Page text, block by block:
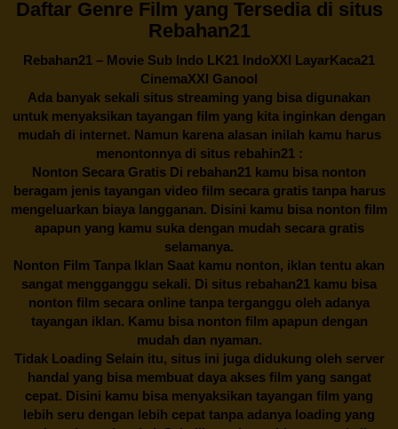
Daftar Genre Film yang Tersedia di situs
Rebahan21
Rebahan21 – Movie Sub Indo LK21 IndoXXI LayarKaca21
CinemaXXI Ganool
Ada banyak sekali situs streaming yang bisa digunakan
untuk menyaksikan tayangan film yang kita inginkan dengan
mudah di internet. Namun karena alasan inilah kamu harus
menontonnya di situs rebahin21 :
Nonton Secara Gratis Di rebahan21 kamu bisa nonton
beragam jenis tayangan video film secara gratis tanpa harus
mengeluarkan biaya langganan. Disini kamu bisa nonton film
apapun yang kamu suka dengan mudah secara gratis
selamanya.
Nonton Film Tanpa Iklan Saat kamu nonton, iklan tentu akan
sangat mengganggu sekali. Di situs rebahan21 kamu bisa
nonton film secara online tanpa terganggu oleh adanya
tayangan iklan. Kamu bisa nonton film apapun dengan
mudah dan nyaman.
Tidak Loading Selain itu, situs ini juga didukung oleh server
handal yang bisa membuat daya akses film yang sangat
cepat. Disini kamu bisa menyaksikan tayangan film yang
lebih seru dengan lebih cepat tanpa adanya loading yang